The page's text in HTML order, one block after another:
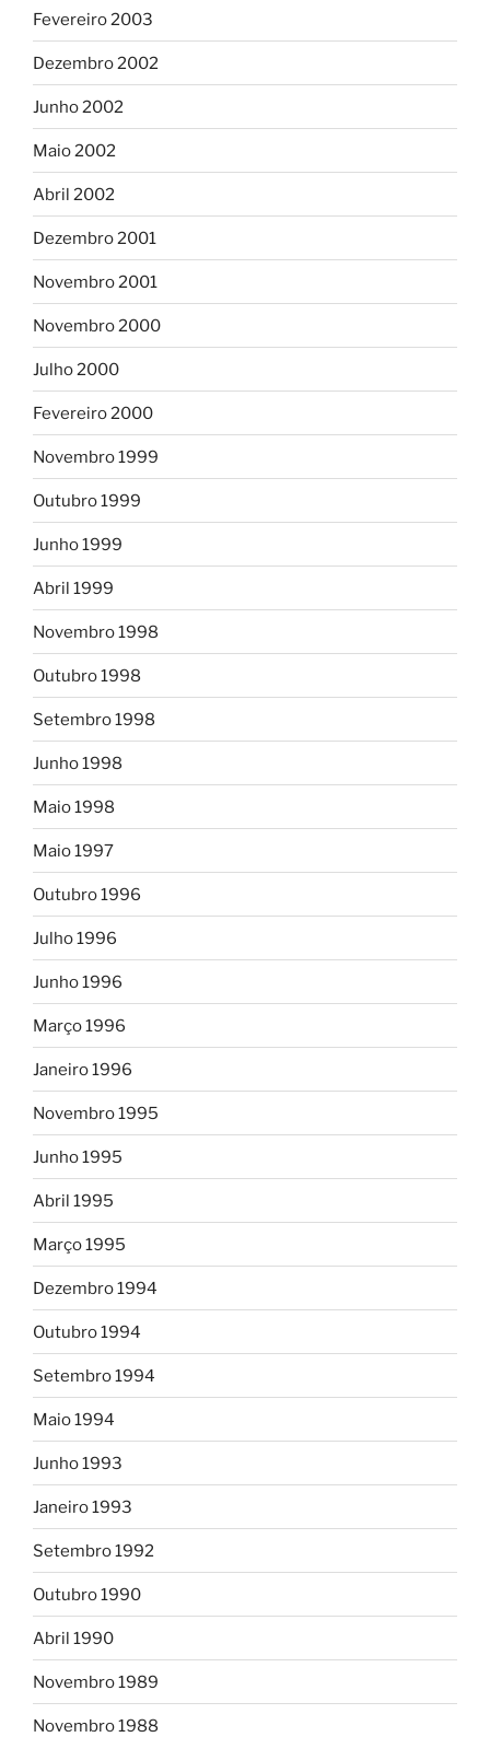
Fevereiro 2003
Dezembro 2002
Junho 2002
Maio 2002
Abril 2002
Dezembro 2001
Novembro 2001
Novembro 2000
Julho 2000
Fevereiro 2000
Novembro 1999
Outubro 1999
Junho 1999
Abril 1999
Novembro 1998
Outubro 1998
Setembro 1998
Junho 1998
Maio 1998
Maio 1997
Outubro 1996
Julho 1996
Junho 1996
Março 1996
Janeiro 1996
Novembro 1995
Junho 1995
Abril 1995
Março 1995
Dezembro 1994
Outubro 1994
Setembro 1994
Maio 1994
Junho 1993
Janeiro 1993
Setembro 1992
Outubro 1990
Abril 1990
Novembro 1989
Novembro 1988